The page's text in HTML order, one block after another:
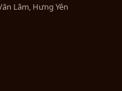
Lâm, Hưng Yên